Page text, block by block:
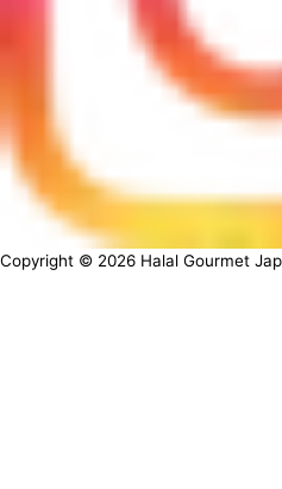
Copyright © 2026 Halal Gourmet